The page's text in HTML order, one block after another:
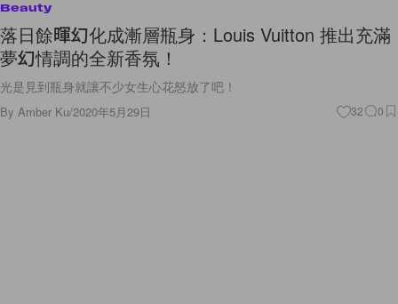
Beauty
落日餘暉幻化成漸層瓶身：Louis Vuitton 推出充滿
夢幻情調的全新香氛！
光是見到瓶身就讓不少女生心花怒放了吧！
By Amber Ku/2020年5月29日 32 0